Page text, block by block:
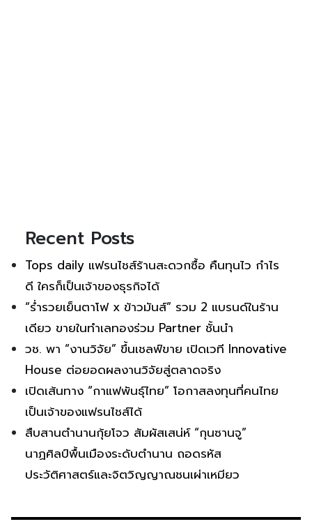
Recent Posts
Tops daily แฟรนไชส์ร้านสะดวกซื้อ คืนทุนไว กำไร
ดี ใครก็เป็นเจ้าของธุรกิจได้
“ร่ำรวยเย็นตาโฟ x ข้าวมันส์” รวม 2 แบรนด์ในร้าน
เดียว ขายในทำเลทองร่วม Partner ชั้นนำ
วช. พา “งานวิจัย” ขึ้นเชลฟ์ขาย เปิดเวที Innovative
House ต่อยอดผลงานวิจัยสู่ตลาดจริง
เปิดเส้นทาง “กาแฟพันธุ์ไทย” โอกาสลงทุนที่คนไทย
เป็นเจ้าของแฟรนไชส์ได้
สืบสานตำนานกุ้ยโจว สัมผัสเสน่ห์ “กุนซานจู”
นาฏศิลป์พื้นเมืองระดับตำนาน ถอดรหัส
ประวัติศาสตร์และจิตวิญญาณชนเผ่าเหมียว